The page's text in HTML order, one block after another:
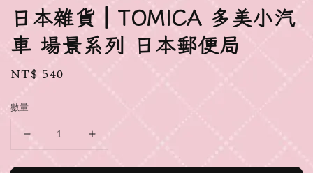
日本雜貨｜TOMICA 多美小汽
車 場景系列 日本郵便局
Regular
NT$ 540
數量